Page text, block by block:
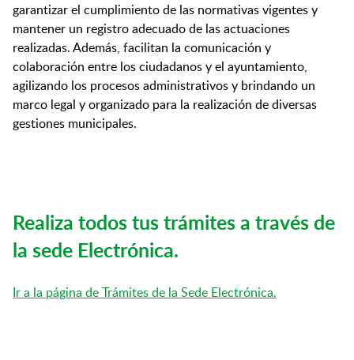
garantizar el cumplimiento de las normativas vigentes y
mantener un registro adecuado de las actuaciones
realizadas. Además, facilitan la comunicación y
colaboración entre los ciudadanos y el ayuntamiento,
agilizando los procesos administrativos y brindando un
marco legal y organizado para la realización de diversas
gestiones municipales.
Realiza todos tus trámites a través de
la sede Electrónica.
Ir a la página de Trámites de la Sede Electrónica.